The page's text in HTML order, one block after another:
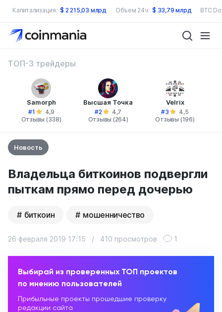
Капитализация: $ 2 215,03 млрд Объем 24ч: $ 33,79 млрд BTC
ТОП-3 трейдеры
Samorph
#1
4,9
Отзывы (338)
Высшая Точка
#2
4,7
Отзывы (264)
Velrix
#3
4,5
Отзывы (196)
Новость
Владельца биткоинов подвергли
пыткам прямо перед дочерью
биткоин мошенничество
26 февраля 2019 17:15 / 410 просмотров 1
Выбирай из проверенных ТОП проектов
по мнению пользователей
Прибыльные проекты прошедшие проверку
редакции сайта